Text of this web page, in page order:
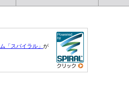
「スパイラル」 が